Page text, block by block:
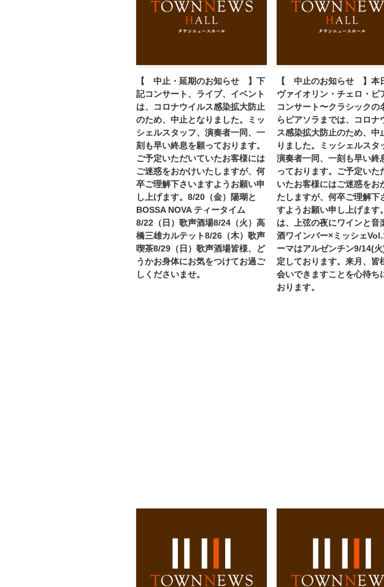
【 中止・延期のお知らせ 】下
記コンサート、ライブ、イベント
は、コロナウイルス感染拡大防止
のため、中止となりました。ミッ
シェルスタッフ、演奏者一同、一
刻も早い終息を願っております。
ご予定いただいていたお客様には
ご迷惑をおかけいたしますが、何
卒ご理解下さいますようお願い申
し上げます。8/20（金）陽瑚と
BOSSA NOVA ティータイム
8/22（日）歌声酒場8/24（火）高
橋三雄カルテット8/26（木）歌声
喫茶8/29（日）歌声酒場皆様、ど
うかお身体にお気をつけてお過ご
しくださいませ。
【 中止のお知らせ 】本
ヴァイオリン・チェロ・
コンサート〜クラシックの
らピアソラまでは、コロナ
ス感染拡大防止のため、中
りました。ミッシェルスタ
演奏者一同、一刻も早い終
っております。ご予定いた
いたお客様にはご迷惑をお
たしますが、何卒ご理解下
すようお願い申し上げます
は、上弦の夜にワインと音
酒ワインバー×ミッシェ
ーマはアルゼンチン9/14(
定しております。来月、皆
会いできますことを心待ち
おります。